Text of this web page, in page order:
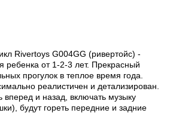
Rivertoys G004GG (ривертойс) -
ребенка от 1-2-3 лет. Прекрасный
прогулок в теплое время года.
реалистичен и детализирован.
вперед и назад, включать музыку
будут гореть передние и задние